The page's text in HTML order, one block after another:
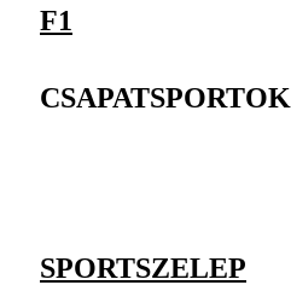
F1
CSAPATSPORTOK
SPORTSZELEP